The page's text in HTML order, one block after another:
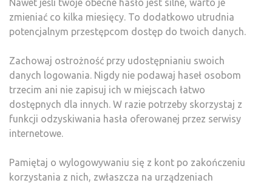
Nawet jeśli twoje obecne hasło jest silne, warto je
zmieniać co kilka miesięcy. To dodatkowo utrudnia
potencjalnym przestępcom dostęp do twoich danych.
Zachowaj ostrożność przy udostępnianiu swoich
danych logowania. Nigdy nie podawaj haseł osobom
trzecim ani nie zapisuj ich w miejscach łatwo
dostępnych dla innych. W razie potrzeby skorzystaj z
funkcji odzyskiwania hasła oferowanej przez serwisy
internetowe.
Pamiętaj o wylogowywaniu się z kont po zakończeniu
korzystania z nich, zwłaszcza na urządzeniach